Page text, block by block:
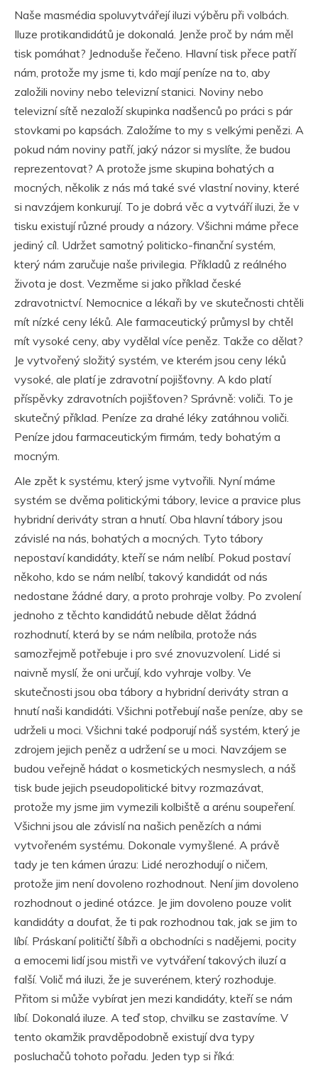
Naše masmédia spoluvytvářejí iluzi výběru při volbách.
Iluze protikandidátů je dokonalá. Jenže proč by nám měl
tisk pomáhat? Jednoduše řečeno. Hlavní tisk přece patří
nám, protože my jsme ti, kdo mají peníze na to, aby
založili noviny nebo televizní stanici. Noviny nebo
televizní sítě nezaloží skupinka nadšenců po práci s pár
stovkami po kapsách. Založíme to my s velkými penězi. A
pokud nám noviny patří, jaký názor si myslíte, že budou
reprezentovat? A protože jsme skupina bohatých a
mocných, několik z nás má také své vlastní noviny, které
si navzájem konkurují. To je dobrá věc a vytváří iluzi, že v
tisku existují různé proudy a názory. Všichni máme přece
jediný cíl. Udržet samotný politicko-finanční systém,
který nám zaručuje naše privilegia. Příkladů z reálného
života je dost. Vezměme si jako příklad české
zdravotnictví. Nemocnice a lékaři by ve skutečnosti chtěli
mít nízké ceny léků. Ale farmaceutický průmysl by chtěl
mít vysoké ceny, aby vydělal více peněz. Takže co dělat?
Je vytvořený složitý systém, ve kterém jsou ceny léků
vysoké, ale platí je zdravotní pojišťovny. A kdo platí
příspěvky zdravotních pojišťoven? Správně: voliči. To je
skutečný příklad. Peníze za drahé léky zatáhnou voliči.
Peníze jdou farmaceutickým firmám, tedy bohatým a
mocným.
Ale zpět k systému, který jsme vytvořili. Nyní máme
systém se dvěma politickými tábory, levice a pravice plus
hybridní deriváty stran a hnutí. Oba hlavní tábory jsou
závislé na nás, bohatých a mocných. Tyto tábory
nepostaví kandidáty, kteří se nám nelíbí. Pokud postaví
někoho, kdo se nám nelíbí, takový kandidát od nás
nedostane žádné dary, a proto prohraje volby. Po zvolení
jednoho z těchto kandidátů nebude dělat žádná
rozhodnutí, která by se nám nelíbila, protože nás
samozřejmě potřebuje i pro své znovuzvolení. Lidé si
naivně myslí, že oni určují, kdo vyhraje volby. Ve
skutečnosti jsou oba tábory a hybridní deriváty stran a
hnutí naši kandidáti. Všichni potřebují naše peníze, aby se
udrželi u moci. Všichni také podporují náš systém, který je
zdrojem jejich peněz a udržení se u moci. Navzájem se
budou veřejně hádat o kosmetických nesmyslech, a náš
tisk bude jejich pseudopolitické bitvy rozmazávat,
protože my jsme jim vymezili kolbiště a arénu soupeření.
Všichni jsou ale závislí na našich penězích a námi
vytvořeném systému. Dokonale vymyšlené. A právě
tady je ten kámen úrazu: Lidé nerozhodují o ničem,
protože jim není dovoleno rozhodnout. Není jim dovoleno
rozhodnout o jediné otázce. Je jim dovoleno pouze volit
kandidáty a doufat, že ti pak rozhodnou tak, jak se jim to
líbí. Práskaní političtí šíbři a obchodníci s nadějemi, pocity
a emocemi lidí jsou mistři ve vytváření takových iluzí a
falší. Volič má iluzi, že je suverénem, který rozhoduje.
Přitom si může vybírat jen mezi kandidáty, kteří se nám
líbí. Dokonalá iluze. A teď stop, chvilku se zastavíme. V
tento okamžik pravděpodobně existují dva typy
posluchačů tohoto pořadu. Jeden typ si říká: